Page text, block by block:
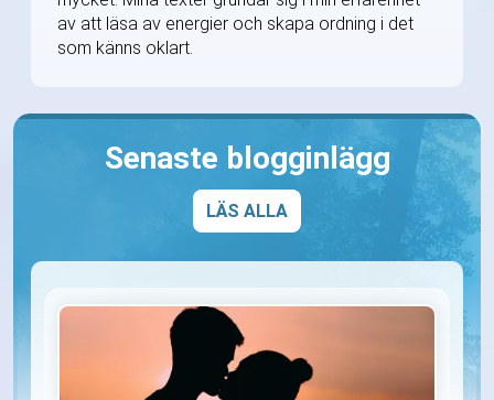
av att läsa av energier och skapa ordning i det
som känns oklart.
Senaste blogginlägg
LÄS ALLA